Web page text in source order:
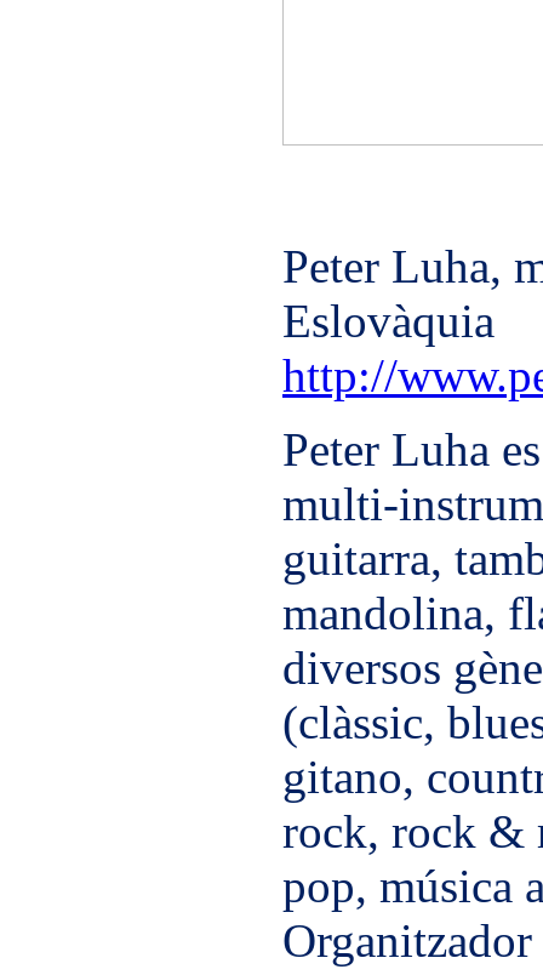
Peter Luha,
Eslovàquia
http://
Peter Luha
multi-
guitarra,
mandolina,
diversos
(clàssic,
gitano,
rock, rock &
pop, música